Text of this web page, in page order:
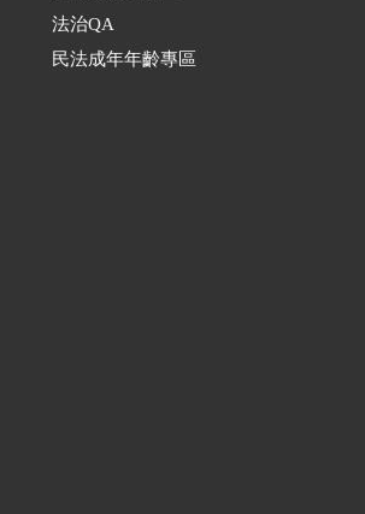
法治QA
民法成年年齡專區